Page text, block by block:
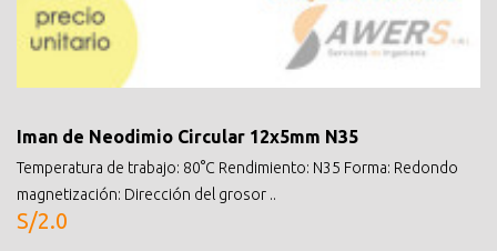
Iman de Neodimio Circular 12x5mm N35
Temperatura de trabajo: 80°C Rendimiento: N35 Forma: Redondo
magnetización: Dirección del grosor ..
S/2.0